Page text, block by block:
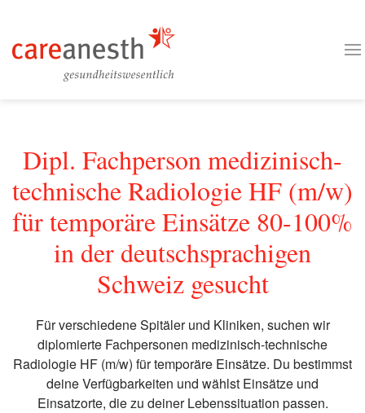
Dipl. Fachperson medizinisch-
technische Radiologie HF (m/w)
für temporäre Einsätze 80-100%
in der deutschsprachigen
Schweiz gesucht
Für verschiedene Spitäler und Kliniken, suchen wir
diplomierte Fachpersonen medizinisch-technische
Radiologie HF (m/w) für temporäre Einsätze. Du bestimmst
deine Verfügbarkeiten und wählst Einsätze und
Einsatzorte, die zu deiner Lebenssituation passen.